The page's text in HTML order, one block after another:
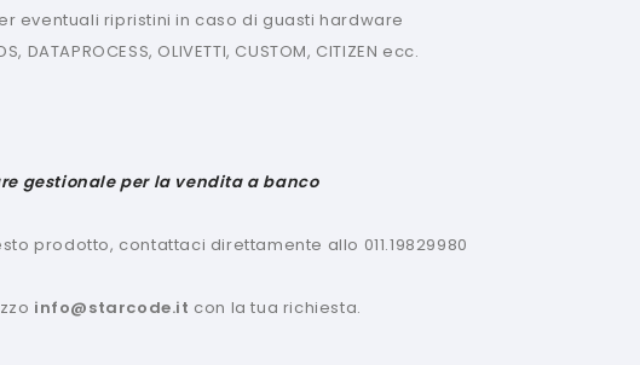
eventuali ripristini in caso di guasti hardware
OLIVETTI, CUSTOM, CITIZEN ecc.
gestionale per la vendita a banco
prodotto, contattaci direttamente allo 011.19829980
info@starcode.it con la tua richiesta.